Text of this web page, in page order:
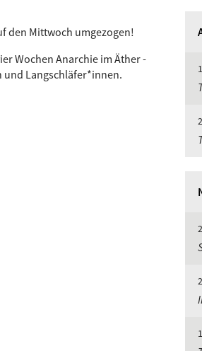
den Mittwoch umgezogen!
Wochen Anarchie im Äther -
und Langschläfer*innen.